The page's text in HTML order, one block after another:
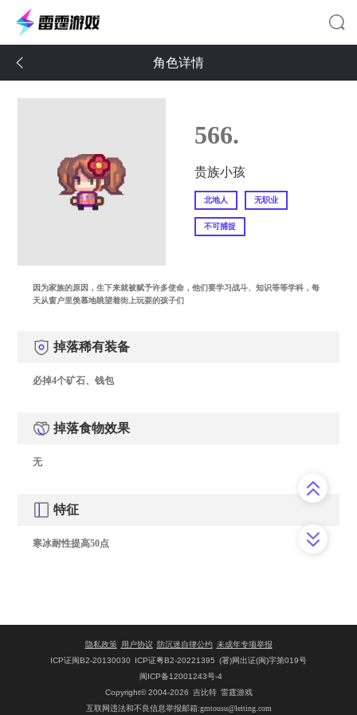
角色详情
566.
贵族小孩
北地人 无职业
不可捕捉
因为家族的原因，生下来就被赋予许多使命，他们要学习战斗、知识等等学科，每
天从窗户里羡慕地眺望着街上玩耍的孩子们
掉落稀有装备
必掉4个矿石、钱包
掉落食物效果
无
特征
寒冰耐性提高50点
隐私政策 用户协议 防沉迷自律公约 未成年专项举报
ICP证闽B2-20130030
ICP证粤B2-20221395 (署)网出证(闽)字第019号
闽ICP备12001243号-4
Copyright© 2004-2026 吉比特 雷霆游戏
互联网违法和不良信息举报邮箱:gmtousu@leiting.com